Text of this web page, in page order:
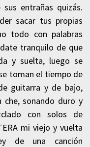
entrañas quizás.
sacar tus propias
todo con palabras
tranquilo de que
y suelta, luego se
toman el tiempo de
guitarra y de bajo,
che, sonando duro y
con solos de
mi viejo y vuelta
de una canción